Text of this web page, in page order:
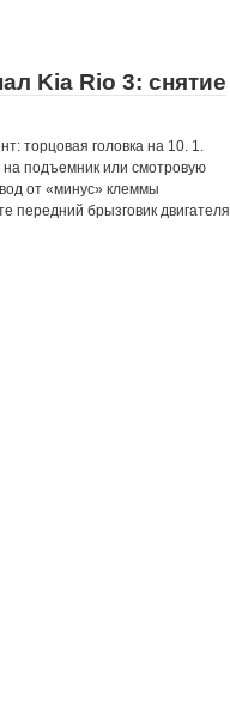
Kia Rio 3: снятие
торцовая головка на 10. 1.
на подъемник или смотровую
от «минус» клеммы
передний брызговик двигателя